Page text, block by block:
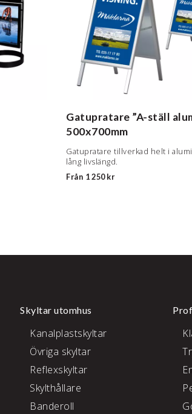
Gatupratare ”A-ställ
500x700mm
Gatupratare tillverkad helt i
lång livslängd.
Från 1 250 kr
Skyltar utomhus
Kanalplastskyltar
Övriga skyltar
Reflexskyltar
Skylthållare
Banderoll